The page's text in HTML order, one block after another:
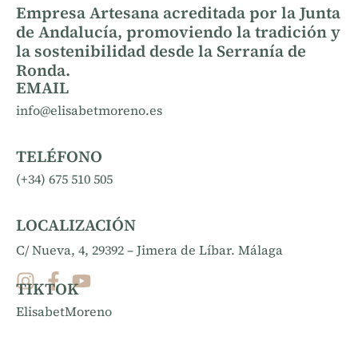
Empresa Artesana acreditada por la Junta
de Andalucía, promoviendo la tradición y
la sostenibilidad desde la Serranía de
Ronda.
EMAIL
info@elisabetmoreno.es
TELÉFONO
(+34) 675 510 505
LOCALIZACIÓN
C/ Nueva, 4, 29392 – Jimera de Líbar. Málaga
TIKTOK
ElisabetMoreno